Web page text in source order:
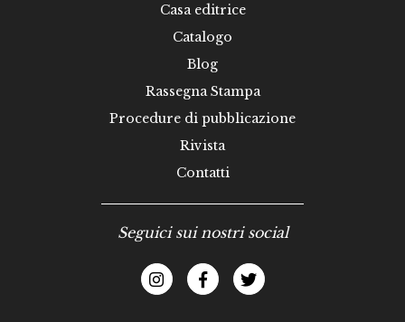
Casa editrice
Catalogo
Blog
Rassegna Stampa
Procedure di pubblicazione
Rivista
Contatti
Seguici sui nostri social